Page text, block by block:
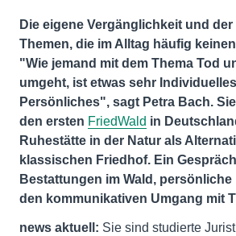
Die eigene Vergänglichkeit und der
Themen, die im Alltag häufig
"Wie jemand mit dem Thema Tod
umgeht, ist etwas sehr
Persönliches", sagt Petra Bach.
den ersten FriedWald in
Ruhestätte in der Natur als
klassischen Friedhof. Ein
Bestattungen im Wald, persönliche
den kommunikativen Umgang mit
news aktuell: Sie sind studierte